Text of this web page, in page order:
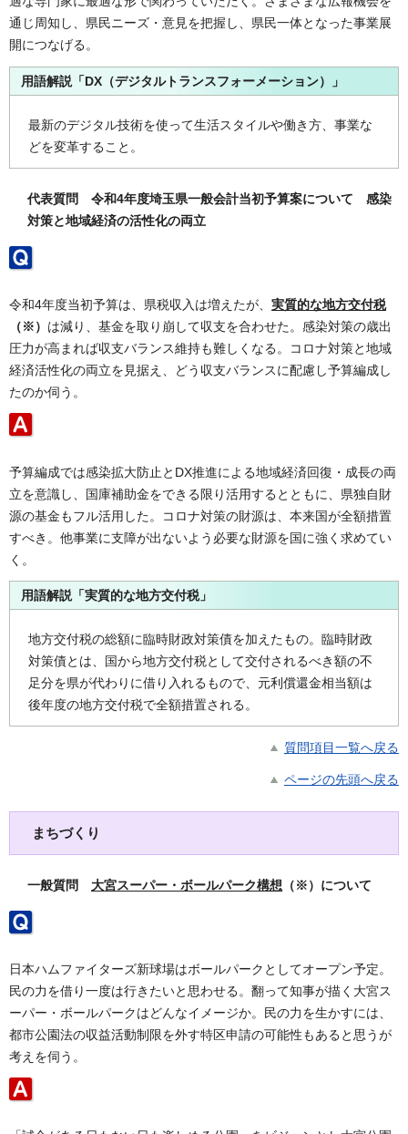
通じ周知し、県民ニーズ・意見を把握し、県民一体となった事業展
開につなげる。
用語解説「DX（デジタルトランスフォーメーション）」
最新のデジタル技術を使って生活スタイルや働き方、事業な
どを変革すること。
代表質問 令和4年度埼玉県一般会計当初予算案について 感染
対策と地域経済の活性化の両立
令和4年度当初予算は、県税収入は増えたが、 実質的な地方交付税
（※） は減り、基金を取り崩して収支を合わせた。感染対策の歳出
圧力が高まれば収支バランス維持も難しくなる。コロナ対策と地域
経済活性化の両立を見据え、どう収支バランスに配慮し予算編成し
たのか伺う。
予算編成では感染拡大防止とDX推進による地域経済回復・成長の両
立を意識し、国庫補助金をできる限り活用するとともに、県独自財
源の基金もフル活用した。コロナ対策の財源は、本来国が全額措置
すべき。他事業に支障が出ないよう必要な財源を国に強く求めてい
く。
用語解説「実質的な地方交付税」
地方交付税の総額に臨時財政対策債を加えたもの。臨時財政
対策債とは、国から地方交付税として交付されるべき額の不
足分を県が代わりに借り入れるもので、元利償還金相当額は
後年度の地方交付税で全額措置される。
質問項目一覧へ戻る
ページの先頭へ戻る
まちづくり
一般質問 大宮スーパー・ボールパーク構想 （※）について
日本ハムファイターズ新球場はボールパークとしてオープン予定。
民の力を借り一度は行きたいと思わせる。翻って知事が描く大宮ス
ーパー・ボールパークはどんなイメージか。民の力を生かすには、
都市公園法の収益活動制限を外す特区申請の可能性もあると思うが
考えを伺う。